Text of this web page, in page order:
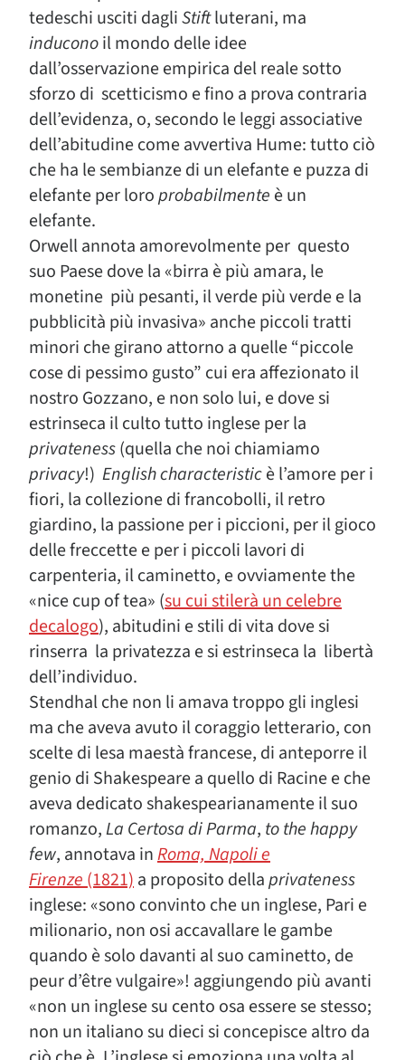
tedeschi usciti dagliStiftluterani, ma
induconoil mondo delle idee
dall’osservazione empirica del reale sotto
sforzo di scetticismo e fino a prova contraria
dell’evidenza, o, secondo le leggi associative
dell’abitudine come avvertiva Hume: tutto ciò
che ha le sembianze di un elefante e puzza di
elefante per loroprobabilmente è un
elefante.
Orwell annota amorevolmente per questo
suo Paese dove la «birra è più amara, le
monetine più pesanti, il verde più verde e la
pubblicità più invasiva» anche piccoli tratti
minori che girano attorno a quelle “piccole
cose di pessimo gusto” cui era affezionato il
nostro Gozzano, e non solo lui, e dove si
estrinseca il culto tutto inglese per la
privateness(quella che noi chiamiamo
privacy!) English characteristicè l’amore per i
fiori, la collezione di francobolli, il retro
giardino, la passione per i piccioni, per il gioco
delle freccette e per i piccoli lavori di
carpenteria, il caminetto, e ovviamente the
«nice cup of tea» (su cui stilerà un celebre
decalogo), abitudini e stili di vita dove si
rinserra la privatezza e si estrinseca la libertà
dell’individuo.
Stendhal che non li amava troppo gli inglesi
ma che aveva avuto il coraggio letterario, con
scelte di lesa maestà francese, di anteporre il
genio di Shakespeare a quello di Racine e che
aveva dedicato shakespearianamente il suo
romanzo,La Certosa di Parma, to the happy
few, annotava inRoma, Napoli e
Firenze(1821)a proposito dellaprivateness
inglese: «sono convinto che un inglese, Pari e
milionario, non osi accavallare le gambe
quando è solo davanti al suo caminetto, de
peur d’être vulgaire»! aggiungendo più avanti
«non un inglese su cento osa essere se stesso;
non un italiano su dieci si concepisce altro da